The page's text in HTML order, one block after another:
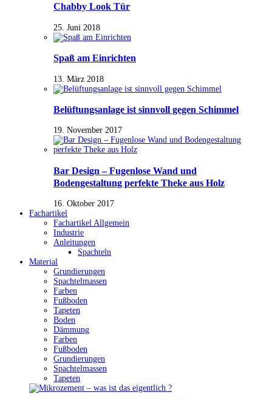
Chabby Look Tür
25. Juni 2018
Spaß am Einrichten
13. März 2018
Belüftungsanlage ist sinnvoll gegen Schimmel
19. November 2017
Bar Design – Fugenlose Wand und
Bodengestaltung perfekte Theke aus Holz
16. Oktober 2017
Fachartikel
Fachartikel Allgemein
Industrie
Anleitungen
Spachteln
Material
Grundierungen
Spachtelmassen
Farben
Fußboden
Tapeten
Boden
Dämmung
Farben
Fußboden
Grundierungen
Spachtelmassen
Tapeten